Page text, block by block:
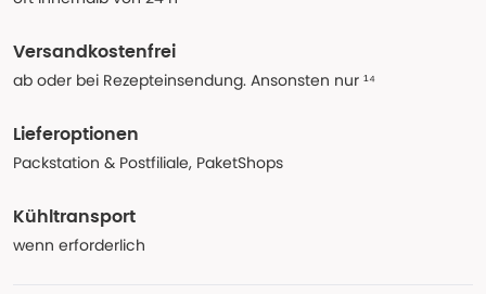
Versandkostenfrei
ab oder bei Rezepteinsendung. Ansonsten nur ¹⁴
Lieferoptionen
Packstation & Postfiliale, PaketShops
Kühltransport
wenn erforderlich